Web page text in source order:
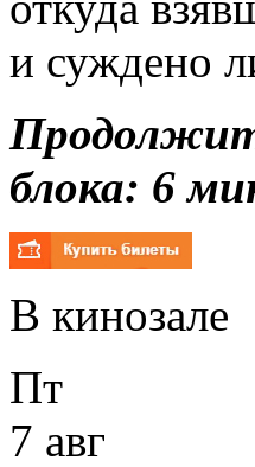
и суждено
блока: 6
В кинозале
Пт
7 авг